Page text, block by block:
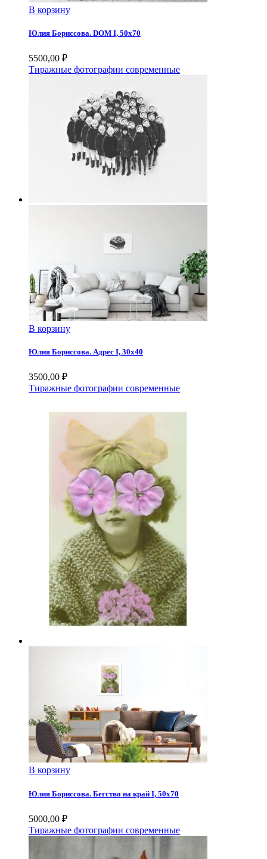
В корзину
Юлия Бориссова. DOM I, 50х70
5500,00 ₽
Тиражные фотографии современные
В корзину
Юлия Бориссова. Адрес I, 30х40
3500,00 ₽
Тиражные фотографии современные
В корзину
Юлия Бориссова. Бегство на край I, 50х70
5000,00 ₽
Тиражные фотографии современные